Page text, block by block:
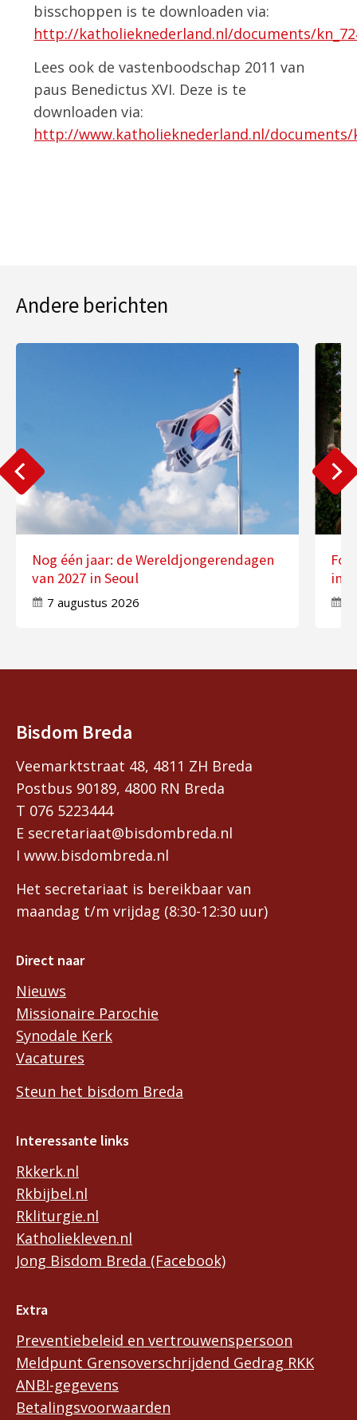
bisschoppen is te downloaden via:
http://katholieknederland.nl/documents/
Lees ook de vastenboodschap 2011 van
paus Benedictus XVI. Deze is te
downloaden via:
http://www.katholieknederland.nl/documents/
Andere berichten
Nog één jaar: de Wereldjongerendagen
van 2027 in Seoul
7 augustus 2026
in
Bisdom Breda
Veemarktstraat 48, 4811 ZH Breda
Postbus 90189, 4800 RN Breda
T 076 5223444
E secretariaat@bisdombreda.nl
I www.bisdombreda.nl
Het secretariaat is bereikbaar van
maandag t/m vrijdag (8:30-12:30 uur)
Direct naar
Nieuws
Missionaire Parochie
Synodale Kerk
Vacatures
Steun het bisdom Breda
Interessante links
Rkkerk.nl
Rkbijbel.nl
Rkliturgie.nl
Katholiekleven.nl
Jong Bisdom Breda (Facebook)
Extra
Preventiebeleid en vertrouwenspersoon
Meldpunt Grensoverschrijdend Gedrag RKK
ANBI-gegevens
Betalingsvoorwaarden